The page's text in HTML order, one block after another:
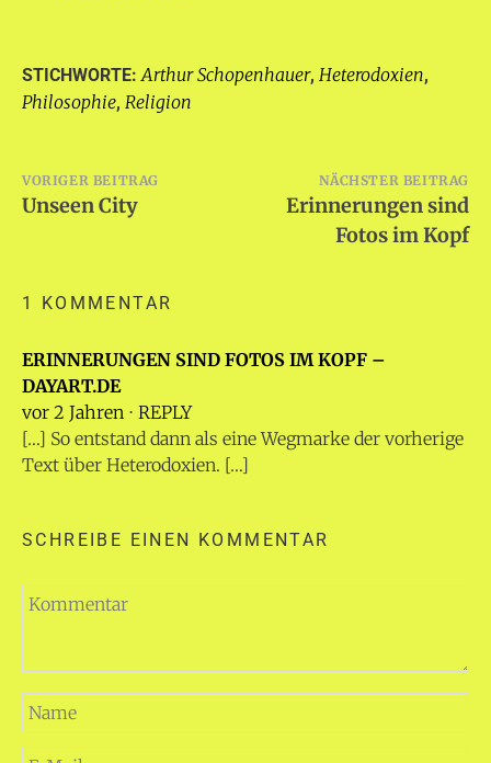
STICHWORTE:Arthur Schopenhauer, Heterodoxien,
Philosophie, Religion
Beitragsnavigation
VORIGER BEITRAG
Unseen City
NÄCHSTER BEITRAG
Erinnerungen sind
Fotos im Kopf
1 KOMMENTAR
ERINNERUNGEN SIND FOTOS IM KOPF –
DAYART.DE
vor 2 Jahren ⋅ REPLY
[…] So entstand dann als eine Wegmarke der vorherige
Text über Heterodoxien. […]
SCHREIBE EINEN KOMMENTAR